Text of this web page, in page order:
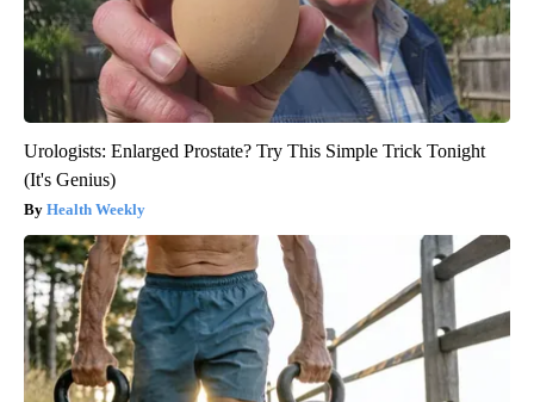
Urologists: Enlarged Prostate? Try This Simple Trick Tonight
(It's Genius)
Health Weekly